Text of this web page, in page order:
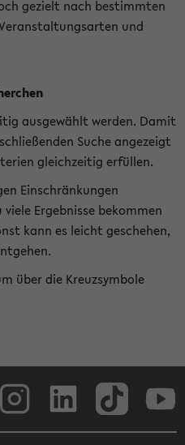
gezielt nach bestimmten
und
ausgewählt werden. Damit
Suche angezeigt
gleichzeitig erfüllen.
Einschränkungen
Ergebnisse bekommen
kann es leicht geschehen,
über die Kreuzsymbole